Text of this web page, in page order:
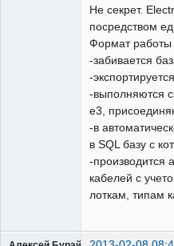
Не секрет.
посредством
Формат работы
-забивается
-
-выполняются
е3,
-в
в SQL базу с
-производится
кабелей с
лоткам, типам